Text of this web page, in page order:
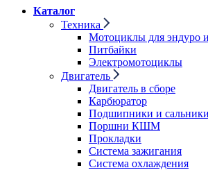
Каталог
Техника
Мотоциклы для эндуро
Питбайки
Электромотоциклы
Двигатель
Двигатель в сборе
Карбюратор
Подшипники и сальники
Поршни КШМ
Прокладки
Система зажигания
Система охлаждения